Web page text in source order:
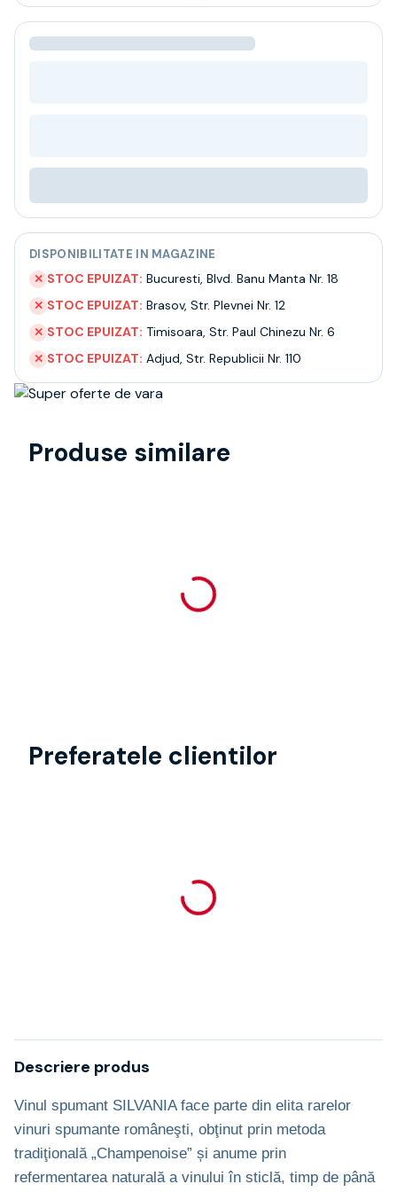
Ceai
Bacanie
Despre noi
Livrare
Termeni si conditii
Politica de confidentialitate
Intrebari frecvente
DISPONIBILITATE IN MAGAZINE
✕ STOC EPUIZAT: Bucuresti, Blvd. Banu Manta Nr. 18
✕ STOC EPUIZAT: Brasov, Str. Plevnei Nr. 12
✕ STOC EPUIZAT: Timisoara, Str. Paul Chinezu Nr. 6
✕ STOC EPUIZAT: Adjud, Str. Republicii Nr. 110
Produse similare
Preferatele clientilor
Descriere produs
Vinul spumant SILVANIA face parte din elita rarelor
vinuri spumante româneşti, obţinut prin metoda
tradiţională „Champenoise” și anume prin
refermentarea naturală a vinului în sticlă, timp de până